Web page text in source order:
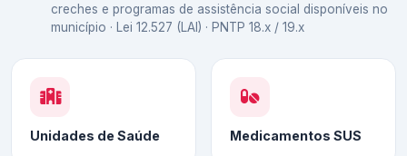
creches e programas de assistência social disponíveis no
município · Lei 12.527 (LAI) · PNTP 18.x / 19.x
Unidades de Saúde Medicamentos SUS